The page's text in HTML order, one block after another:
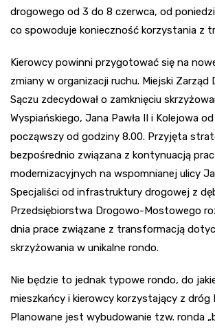
drogowego od 3 do 8 czerwca, od
co spowoduje konieczność korzystania z
Kierowcy powinni przygotować się na
zmiany w organizacji ruchu. Miejski Zarząd
Sączu zdecydował o zamknięciu
Wyspiańskiego, Jana Pawła II i Kolejowa
począwszy od godziny 8.00. Przyjęta
bezpośrednio związana z kontynuacją prac
modernizacyjnych na wspomnianej ulicy
Specjaliści od infrastruktury drogowej z
Przedsiębiorstwa Drogowo-Mostowego
dnia prace związane z transformacją
skrzyżowania w unikalne rondo.
Nie będzie to jednak typowe rondo, do
mieszkańcy i kierowcy korzystający z dróg
Planowane jest wybudowanie tzw. ronda